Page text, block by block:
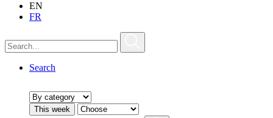
EN
FR
Search
This week